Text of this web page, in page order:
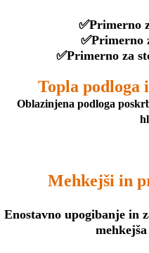
✅Primerno
✅Primerno
✅Primerno za
Topla podloga
Oblazinjena podloga
Mehkejši in
Enostavno upogibanje in